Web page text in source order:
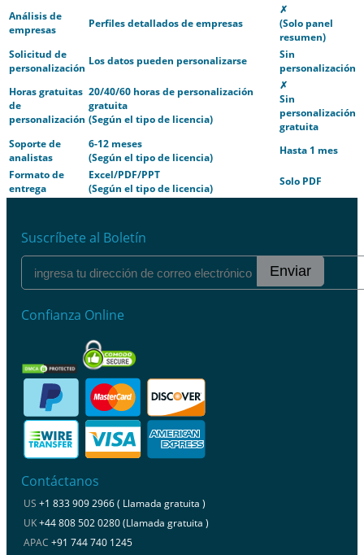
Análisis de
empresas
Perfiles detallados de empresas
✗
(Solo panel
resumen)
Solicitud de
personalización
Los datos pueden personalizarse
Sin
personalización
Horas gratuitas
de
personalización
20/40/60 horas de personalización
gratuita
(Según el tipo de licencia)
✗
Sin
personalización
gratuita
Soporte de
analistas
6-12 meses
(Según el tipo de licencia)
Hasta 1 mes
Formato de
entrega
Excel/PDF/PPT
(Según el tipo de licencia)
Solo PDF
Suscríbete al Boletín
Enviar
Confianza Online
Contáctanos
US +1 833 909 2966 ( Llamada gratuita )
UK+44 808 502 0280 (Llamada gratuita )
APAC +91 744 740 1245